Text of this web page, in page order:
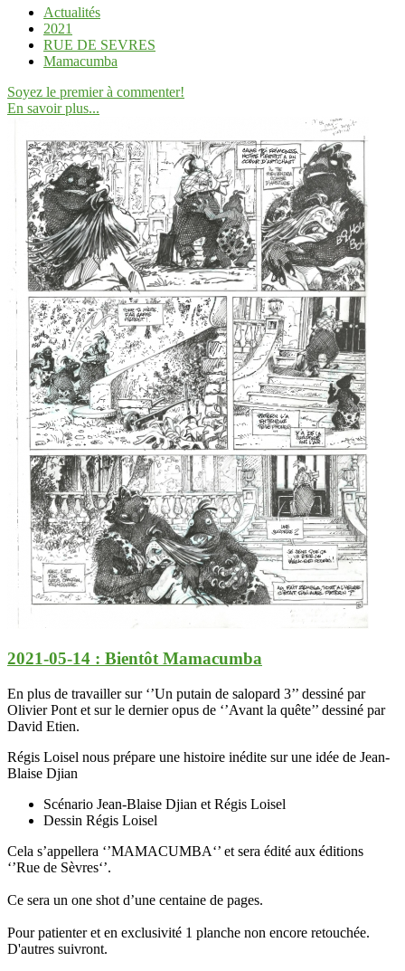
Actualités
2021
RUE DE SEVRES
Mamacumba
Soyez le premier à commenter!
En savoir plus...
2021-05-14 : Bientôt Mamacumba
En plus de travailler sur ‘’Un putain de salopard 3’’ dessiné par
Olivier Pont et sur le dernier opus de ‘’Avant la quête’’ dessiné par
David Etien.
Régis Loisel nous prépare une histoire inédite sur une idée de Jean-
Blaise Djian
Scénario Jean-Blaise Djian et Régis Loisel
Dessin Régis Loisel
Cela s’appellera ‘’MAMACUMBA‘’ et sera édité aux éditions
‘’Rue de Sèvres‘’.
Ce sera un one shot d’une centaine de pages.
Pour patienter et en exclusivité 1 planche non encore retouchée.
D'autres suivront.